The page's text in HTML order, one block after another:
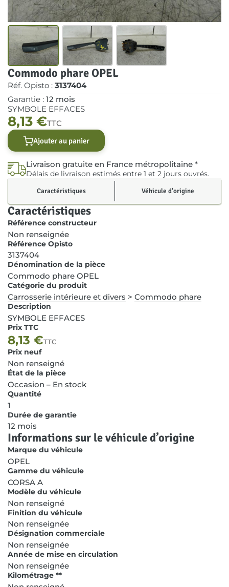
Commodo phare OPEL
Réf. Opisto : 3137404
Garantie : 12 mois
SYMBOLE EFFACES
8,13 €TTC
Ajouter au panier
Livraison gratuite en France métropolitaine *
Délais de livraison estimés entre 1 et 2 jours ouvrés.
Caractéristiques Véhicule d'origine
Caractéristiques
Référence constructeur
Non renseignée
Référence Opisto
3137404
Dénomination de la pièce
Commodo phare OPEL
Catégorie du produit
Carrosserie intérieure et divers > Commodo phare
Description
SYMBOLE EFFACES
Prix TTC
8,13 €TTC
Prix neuf
Non renseigné
État de la pièce
Occasion – En stock
Quantité
1
Durée de garantie
12 mois
Informations sur le véhicule d’origine
Marque du véhicule
OPEL
Gamme du véhicule
CORSA A
Modèle du véhicule
Non renseigné
Finition du véhicule
Non renseignée
Désignation commerciale
Non renseignée
Année de mise en circulation
Non renseignée
Kilométrage **